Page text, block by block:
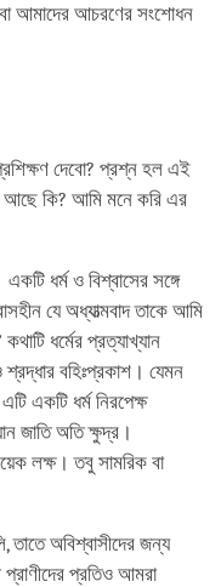
আমাদের আচরণের সংশোধন
দেবো? প্রশ্ন হল এই
আছে কি? আমি মনে করি এর
ধর্ম ও বিশ্বাসের সঙ্গে
যে অধ্যাত্মবাদ তাকে আমি
কথাটি ধর্মের প্রত্যাখ্যান
শ্রদ্ধার বহিঃপ্রকাশ। যেমন
একটি ধর্ম নিরপেক্ষ
জাতি অতি ক্ষুদ্র।
লক্ষ। তবু সামরিক বা
তাতে অবিশ্বাসীদের জন্য
প্রাণীদের প্রতিও আমরা